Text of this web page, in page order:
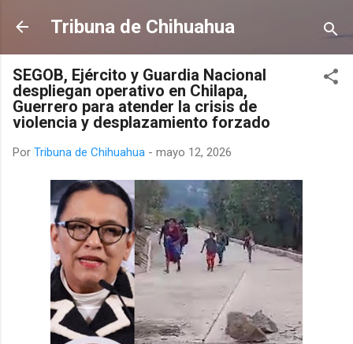
Ir al contenido principal
Tribuna de Chihuahua
SEGOB, Ejército y Guardia Nacional
despliegan operativo en Chilapa,
Guerrero para atender la crisis de
violencia y desplazamiento forzado
Por Tribuna de Chihuahua - mayo 12, 2026